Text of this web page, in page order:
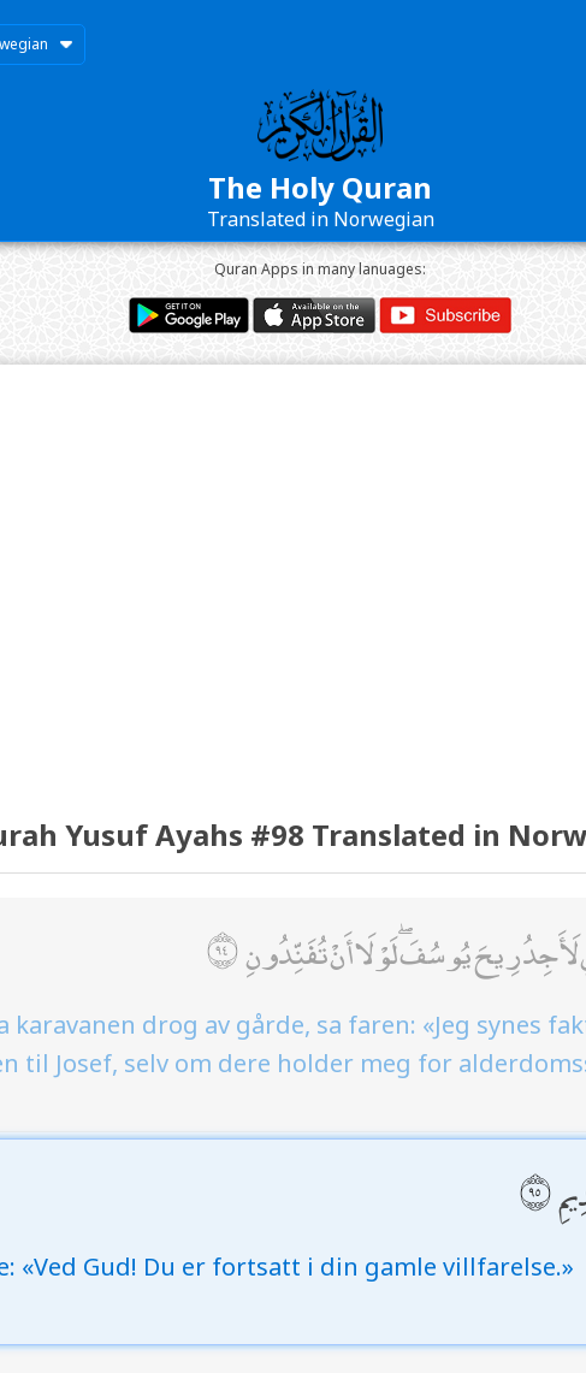
The Holy Quran
Translated in Norwegian
Quran Apps in many lanuages:
Yusuf Ayahs #98 Translated in
لَأَجِدُ رِيحَ يُوسُفَ ۖ لَوْلَا أَنْ تُفَنِّدُونِ
karavanen drog av gårde, sa faren: «Jeg synes
til Josef, selv om dere holder meg for
«Ved Gud! Du er fortsatt i din gamle villfarelse.»